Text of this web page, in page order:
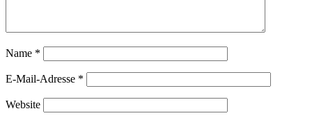
Name *
E-Mail-Adresse *
Website